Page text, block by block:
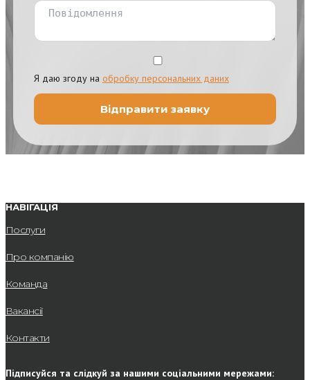
Я даю згоду на обробку персональних даних
НАВІГАЦІЯ
Послуги
Про компанію
Команда
Вакансії
Контакти
Підписуйся та слідкуй за нашими соціальними мережами: